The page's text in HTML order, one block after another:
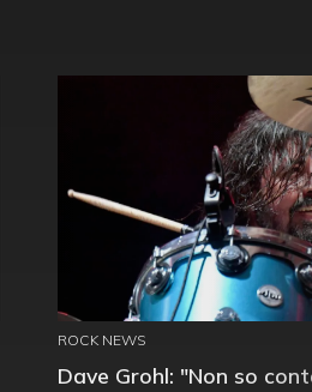
ROCK NEWS
Dave Grohl: "Non so